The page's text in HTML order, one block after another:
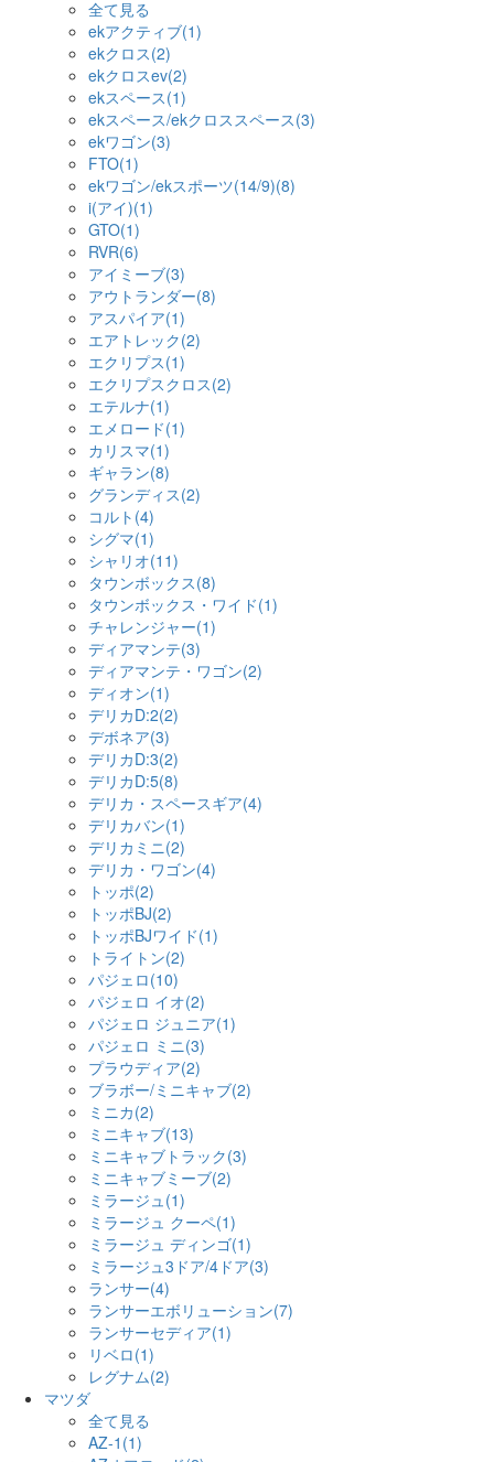
全て見る
ekアクティブ(1)
ekクロス(2)
ekクロスev(2)
ekスペース(1)
ekスペース/ekクロススペース(3)
ekワゴン(3)
FTO(1)
ekワゴン/ekスポーツ(14/9)(8)
i(アイ)(1)
GTO(1)
RVR(6)
アイミーブ(3)
アウトランダー(8)
アスパイア(1)
エアトレック(2)
エクリプス(1)
エクリプスクロス(2)
エテルナ(1)
エメロード(1)
カリスマ(1)
ギャラン(8)
グランディス(2)
コルト(4)
シグマ(1)
シャリオ(11)
タウンボックス(8)
タウンボックス・ワイド(1)
チャレンジャー(1)
ディアマンテ(3)
ディアマンテ・ワゴン(2)
ディオン(1)
デリカD:2(2)
デボネア(3)
デリカD:3(2)
デリカD:5(8)
デリカ・スペースギア(4)
デリカバン(1)
デリカミニ(2)
デリカ・ワゴン(4)
トッポ(2)
トッポBJ(2)
トッポBJワイド(1)
トライトン(2)
パジェロ(10)
パジェロ イオ(2)
パジェロ ジュニア(1)
パジェロ ミニ(3)
プラウディア(2)
ブラボー/ミニキャブ(2)
ミニカ(2)
ミニキャブ(13)
ミニキャブトラック(3)
ミニキャブミーブ(2)
ミラージュ(1)
ミラージュ クーペ(1)
ミラージュ ディンゴ(1)
ミラージュ3ドア/4ドア(3)
ランサー(4)
ランサーエボリューション(7)
ランサーセディア(1)
リベロ(1)
レグナム(2)
マツダ
全て見る
AZ-1(1)